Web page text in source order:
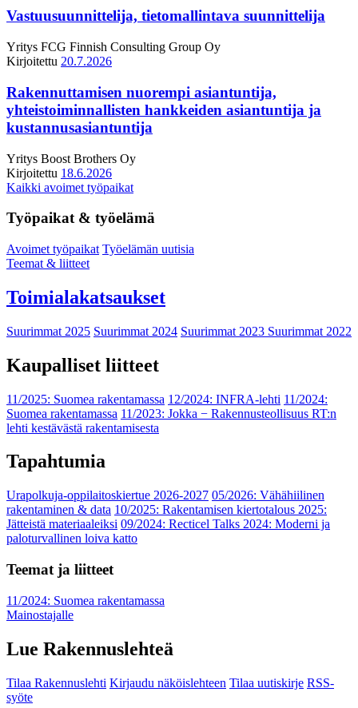
Vastuusuunnittelija, tietomallintava suunnittelija
Yritys FCG Finnish Consulting Group Oy
Kirjoitettu 20.7.2026
Rakennuttamisen nuorempi asiantuntija,
yhteistoiminnallisten hankkeiden asiantuntija ja
kustannusasiantuntija
Yritys Boost Brothers Oy
Kirjoitettu 18.6.2026
Kaikki avoimet työpaikat
Työpaikat & työelämä
Avoimet työpaikat Työelämän uutisia
Teemat & liitteet
Toimialakatsaukset
Suurimmat 2025 Suurimmat 2024 Suurimmat 2023 Suurimmat 2022
Kaupalliset liitteet
11/2025: Suomea rakentamassa 12/2024: INFRA-lehti 11/2024:
Suomea rakentamassa 11/2023: Jokka − Rakennusteollisuus RT:n
lehti kestävästä rakentamisesta
Tapahtumia
Urapolkuja-oppilaitoskiertue 2026-2027 05/2026: Vähähiilinen
rakentaminen & data 10/2025: Rakentamisen kiertotalous 2025:
Jätteistä materiaaleiksi 09/2024: Recticel Talks 2024: Moderni ja
paloturvallinen loiva katto
Teemat ja liitteet
11/2024: Suomea rakentamassa
Mainostajalle
Lue Rakennuslehteä
Tilaa Rakennuslehti Kirjaudu näköislehteen Tilaa uutiskirje RSS-
syöte